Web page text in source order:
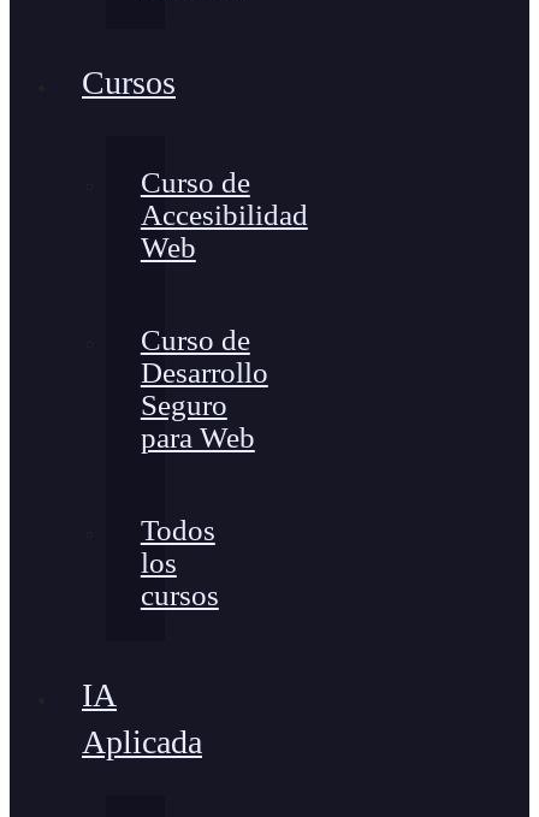
Cursos
Curso de
Accesibilidad
Web
Curso de
Desarrollo
Seguro
para Web
Todos
los
cursos
IA
Aplicada